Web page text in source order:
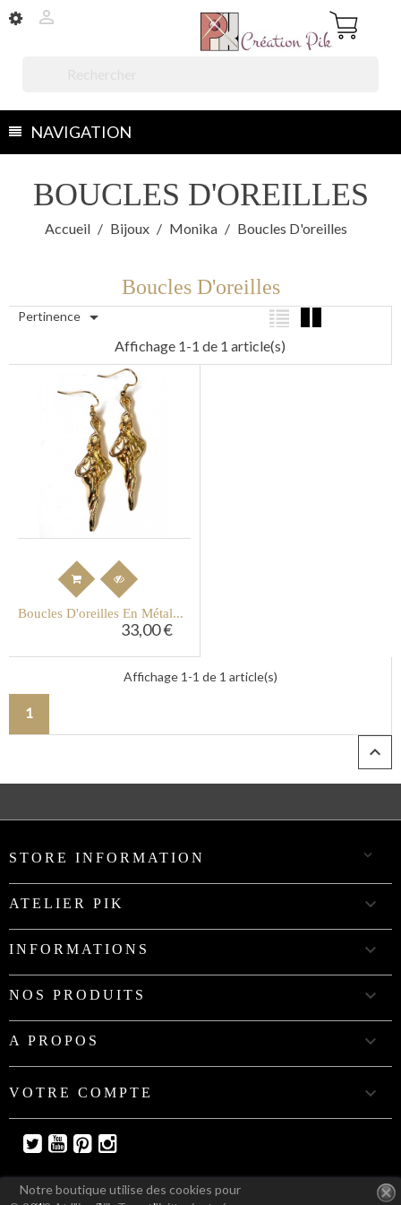

Notre boutique utilise des cookies pour

NAVIGATION
BOUCLES D'OREILLES
Accueil Bijoux Monika Boucles D'oreilles
Boucles D'oreilles
Pertinence 
Affichage 1-1 de 1 article(s)
Boucles D'oreilles En Métal...
33,00 €
Affichage 1-1 de 1 article(s)
1

STORE INFORMATION 
ATELIER PIK 
INFORMATIONS 
NOS PRODUITS 
A PROPOS 
VOTRE COMPTE 
TwitterYouTube
PinterestInstagram